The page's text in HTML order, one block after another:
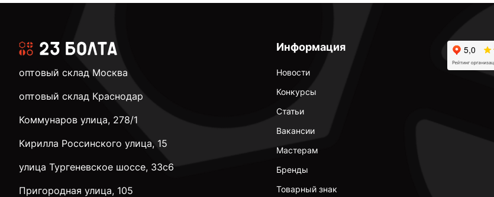
Информация
Новости
Конкурсы
Статьи
Вакансии
Мастерам
Бренды
Товарный знак
оптовый склад Москва
оптовый склад Краснодар
Коммунаров улица, 278/1
Кирилла Россинского улица, 15
улица Тургеневское шоссе, 33с6
Пригородная улица, 105